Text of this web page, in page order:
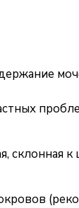
склонная